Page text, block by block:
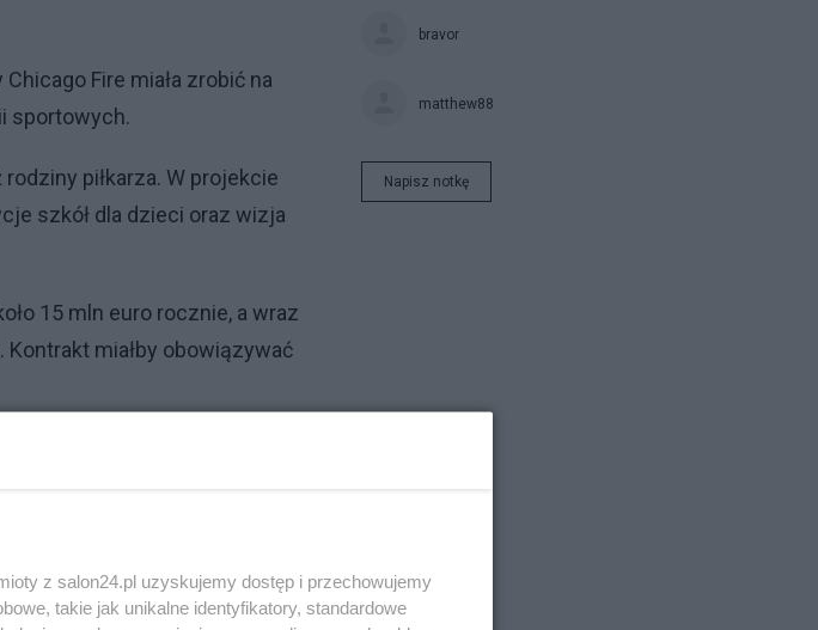
Fire miała zrobić na
sportowych.
piłkarza. W projekcie
szkół dla dzieci oraz wizja
15 mln euro rocznie, a wraz
miałby obowiązywać
i stadionowa premiera
bravor
matthew88
Napisz notkę
z salon24.pl uzyskujemy dostęp i przechowujemy
takie jak unikalne identyfikatory, standardowe